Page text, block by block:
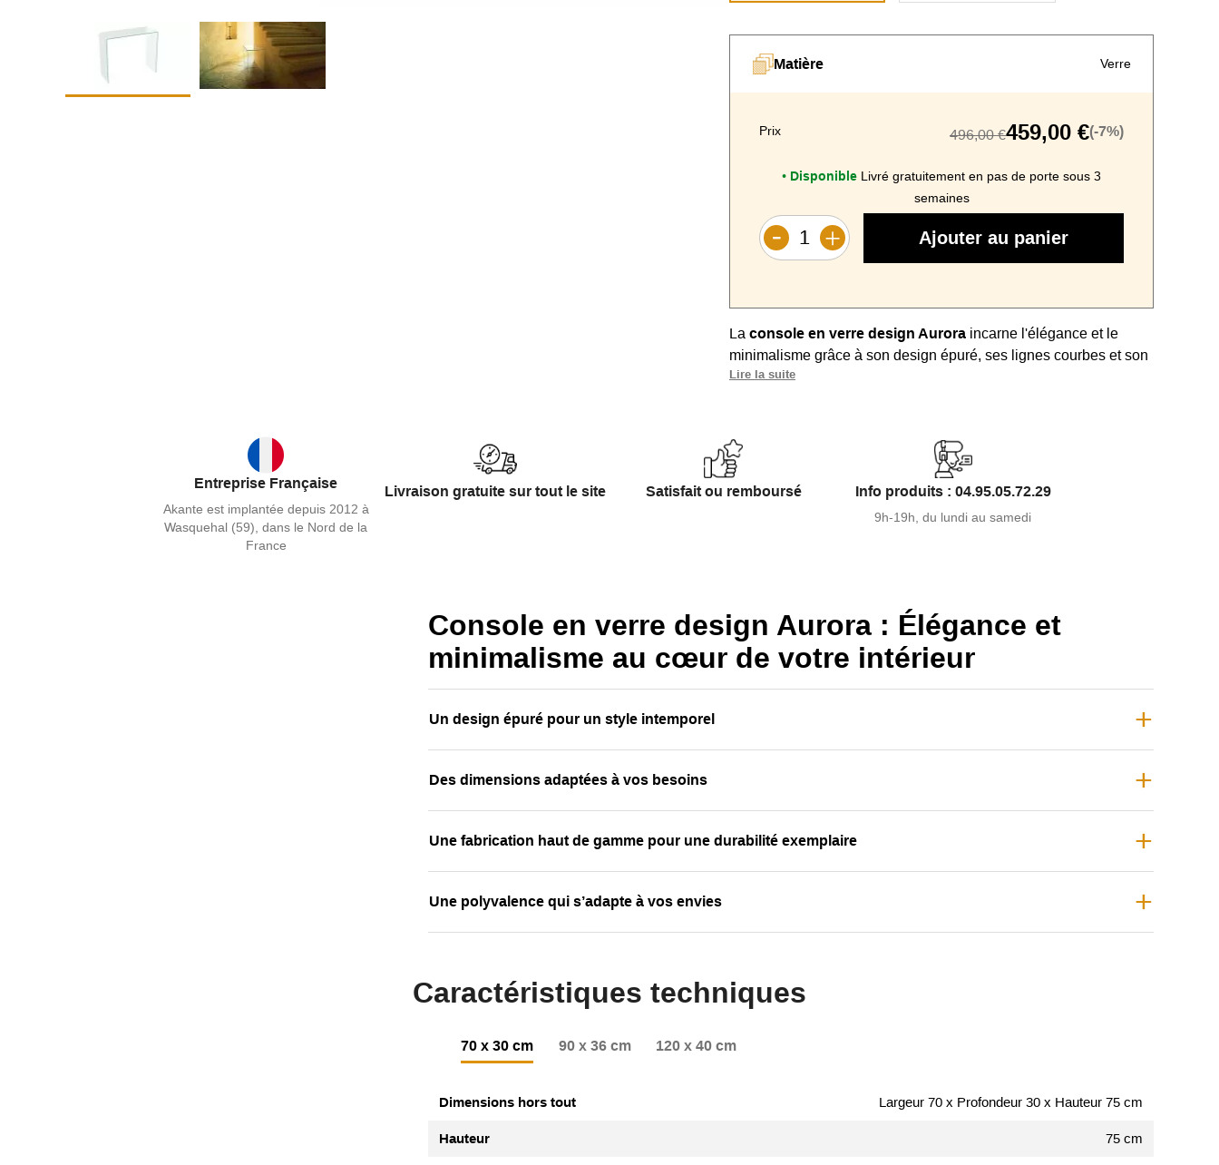
Matière Verre
Prix 496,00 €459,00 €(-7%)
• Disponible Livré gratuitement en pas de porte sous 3
semaines
Ajouter au panier
La console en verre design Aurora incarne l'élégance et le
minimalisme grâce à son design épuré, ses lignes courbes et son
verre transparent ou cristallin.
grands ou restreints.
Fabriquée en verre courbé à chaud de 12 mm d'épaisseur
cette console haut de gamme allie robustesse et esthétique.
les intérieurs.
Lire la suite
Entreprise Française
Akante est implantée depuis 2012 à
Wasquehal (59), dans le Nord de la
France
Livraison gratuite sur tout le site Satisfait ou remboursé Info produits : 04.95.05.72.29
9h-19h, du lundi au samedi
Console en verre design Aurora : Élégance et
minimalisme au cœur de votre intérieur
Un design épuré pour un style intemporel
Des dimensions adaptées à vos besoins
Une fabrication haut de gamme pour une durabilité exemplaire
Une polyvalence qui s’adapte à vos envies
Caractéristiques techniques
70 x 30 cm 90 x 36 cm 120 x 40 cm
Dimensions hors tout Largeur 70 x Profondeur 30 x Hauteur 75 cm
Hauteur 75 cm